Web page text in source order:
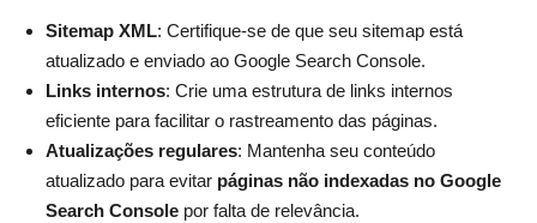
Sitemap XML: Certifique-se de que seu sitemap está
atualizado e enviado ao Google Search Console.
Links internos: Crie uma estrutura de links internos
eficiente para facilitar o rastreamento das páginas.
Atualizações regulares: Mantenha seu conteúdo
atualizado para evitar páginas não indexadas no Google
Search Consolepor falta de relevância.